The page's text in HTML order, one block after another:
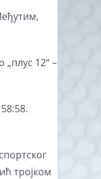
12“ –
тројком